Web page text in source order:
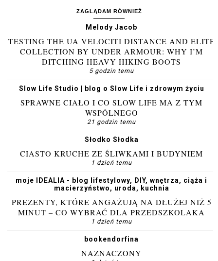
ZAGLĄDAM RÓWNIEŻ
Melody Jacob
TESTING THE UA VELOCITI DISTANCE AND ELITE
COLLECTION BY UNDER ARMOUR: WHY I’M
DITCHING HEAVY HIKING BOOTS
5 godzin temu
Slow Life Studio | blog o Slow Life i zdrowym życiu
SPRAWNE CIAŁO I CO SLOW LIFE MA Z TYM
WSPÓLNEGO
21 godzin temu
Słodko Słodka
CIASTO KRUCHE ZE ŚLIWKAMI I BUDYNIEM
1 dzień temu
moje IDEALIA - blog lifestylowy, DIY, wnętrza, ciąża i
macierzyństwo, uroda, kuchnia
PREZENTY, KTÓRE ANGAŻUJĄ NA DŁUŻEJ NIŻ 5
MINUT – CO WYBRAĆ DLA PRZEDSZKOLAKA
1 dzień temu
bookendorfina
NAZNACZONY